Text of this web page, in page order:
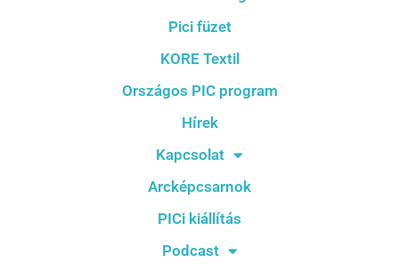
Pici füzet
KORE Textil
Országos PIC program
Hírek
Kapcsolat
Arcképcsarnok
PICi kiállítás
Podcast